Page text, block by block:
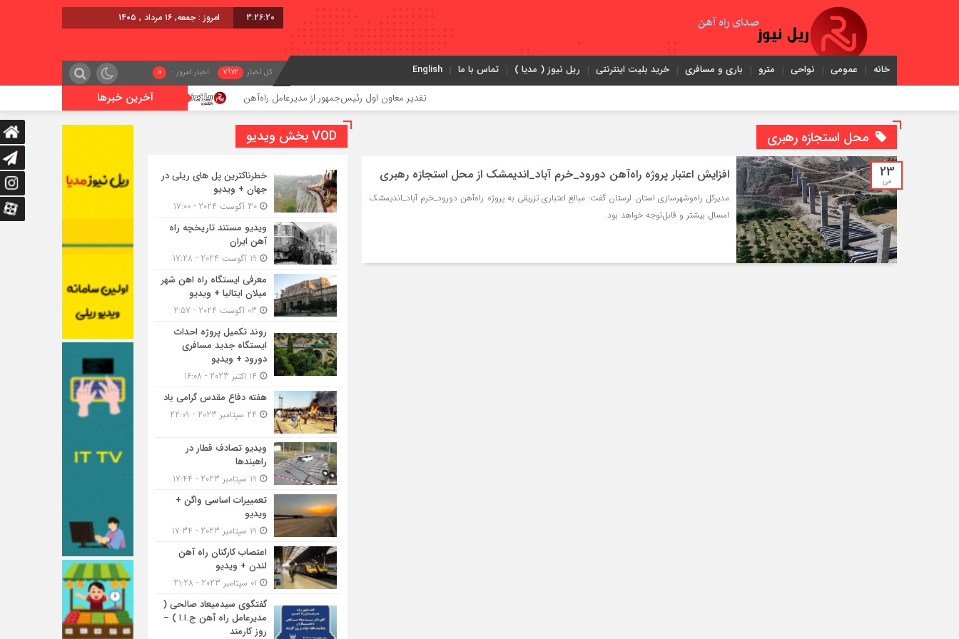
3:26:21 امروز : جمعه, ۱۶ مرداد , ۱۴۰۵
خانه عمومی نواحی مترو باری و مسافری خرید بلیت اینترنتی ریل نیوز ( مدیا ) تماس با ما English کل اخبار 7972 اخبار امروز : 0
آخرین خبرها تقدیر معاون اول رئیس‌جمهور از مدیرعامل راه‌آهن اعزام قطار فوق‌العاده کرمان – خرمشهر
محل استجازه رهبری
23
می افزایش اعتبار پروژه راه‌آهن دورود_خرم آباد_اندیمشک از محل استجازه رهبری
مدیرکل راه‌و‌شهرسازی استان لرستان گفت: مبالغ اعتباری تزریقی به پروژه راه‌آهن دورود_خرم آباد_اندیمشک
امسال بیشتر و قابل‌توجه خواهد بود.
VOD بخش ویدیو
خطرناکترین پل های ریلی در
جهان + ویدیو
ویدیو مستند تاریخچه راه
آهن ایران
معرفی ایستگاه راه اهن شهر
میلان ایتالیا + ویدیو
روند تکمیل پروژه احداث
ایستگاه جدید مسافری
دورود + ویدیو
هفته دفاع مقدس گرامی باد
ویدیو تصادف قطار در
راهبندها
تعمییرات اساسی واگن +
ویدیو
اعتصاب کارکنان راه آهن
لندن + ویدیو
گفتگوی سیدمیعاد صالحی (
مدیرعامل راه آهن ج.ا.ا ) –
روز کارمند